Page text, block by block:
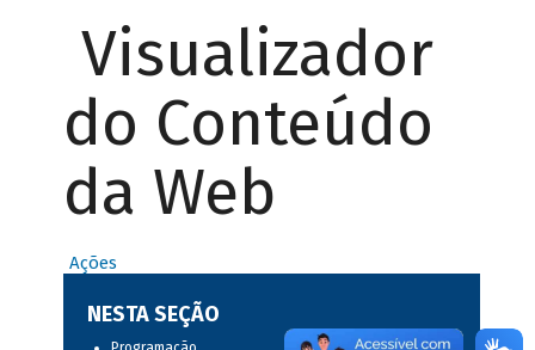
Visualizador
do Conteúdo
da Web
Ações
NESTA SEÇÃO